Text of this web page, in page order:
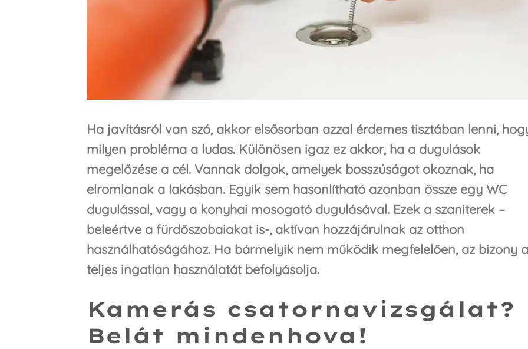
Ha javításról van szó, akkor elsősorban azzal érdemes tisztában lenni,
milyen probléma a ludas. Különösen igaz ez akkor, ha a dugulások
megelőzése a cél. Vannak dolgok, amelyek bosszúságot okoznak, ha
elromlanak a lakásban. Egyik sem hasonlítható azonban össze egy WC
dugulással, vagy a konyhai mosogató dugulásával. Ezek a szaniterek –
beleértve a fürdőszobaiakat is-, aktívan hozzájárulnak az otthon
használhatóságához. Ha bármelyik nem működik megfelelően, az bizony a
teljes ingatlan használatát befolyásolja.
Kamerás csatornavizsgálat?
Belát mindenhova!